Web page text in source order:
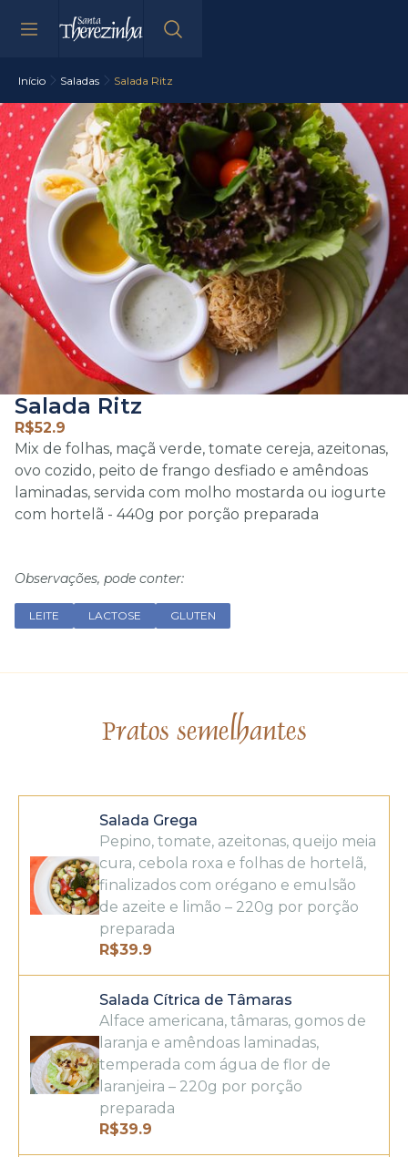
Início Saladas Salada Ritz
Salada Ritz
R$52.9
Mix de folhas, maçã verde, tomate cereja, azeitonas,
ovo cozido, peito de frango desfiado e amêndoas
laminadas, servida com molho mostarda ou iogurte
com hortelã - 440g por porção preparada
Observações, pode conter:
LEITE LACTOSE GLUTEN
Pratos semelhantes
Salada Grega
Pepino, tomate, azeitonas, queijo meia
cura, cebola roxa e folhas de hortelã,
finalizados com orégano e emulsão
de azeite e limão – 220g por porção
preparada
R$39.9
Salada Cítrica de Tâmaras
Alface americana, tâmaras, gomos de
laranja e amêndoas laminadas,
temperada com água de flor de
laranjeira – 220g por porção
preparada
R$39.9